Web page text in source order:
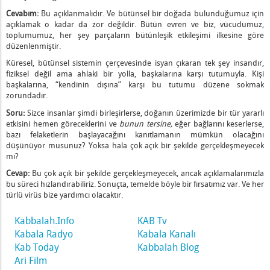
Doğru Bir İtiş
Bağlayacak
Bir Sonucudur
Kim Mutludur?
Hazları Hazırlıyor?
Nasıl Olacak?
Huzursuzluk Tehlikesi, Bölüm 1
Huzursuzluk Tehlikesi, Bölüm 2
Huzursuzluk Tehlikesi, Bölüm 3
Belirliyor
Çıkacak
Veriyoruz ?
Bir Sonucudur
Yayılmasını Durdurabilir Mi?
Cevabım: Bu açıklanmalıdır. Ve bütünsel bir doğada bulunduğumuz için
açıklamak o kadar da zor değildir. Bütün evren ve biz, vücudumuz,
toplumumuz, her şey parçaların bütünleşik etkileşimi ilkesine göre
düzenlenmiştir.
Küresel, bütünsel sistemin çerçevesinde isyan çıkaran tek şey insandır,
fiziksel değil ama ahlaki bir yolla, başkalarına karşı tutumuyla. Kişi
başkalarına, “kendinin dışına” karşı bu tutumu düzene sokmak
zorundadır.
Soru: Sizce insanlar şimdi birleşirlerse, doğanın üzerimizde bir tür yararlı
etkisini hemen göreceklerini vebunun tersine,eğer bağlarını keserlerse,
bazı felaketlerin başlayacağını kanıtlamanın mümkün olacağını
düşünüyor musunuz? Yoksa hala çok açık bir şekilde gerçekleşmeyecek
mi?
Cevap: Bu çok açık bir şekilde gerçekleşmeyecek, ancak açıklamalarımızla
bu süreci hızlandırabiliriz. Sonuçta, temelde böyle bir fırsatımız var. Ve her
türlü virüs bize yardımcı olacaktır.
Kabbalah.Info
KAB Tv
Kabala Radyo
Kabala Kanalı
Kab Today
Kabbalah Blog
Ari Film